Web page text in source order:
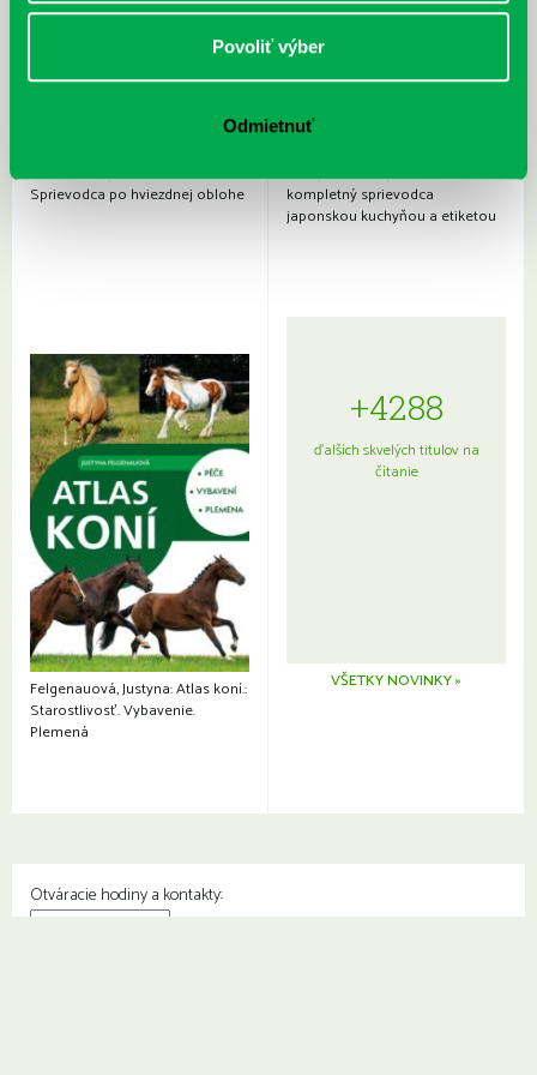
Povoliť výber
Odmietnuť
Rudź, Przemyslaw: Atlas hviezd:
Sprievodca po hviezdnej oblohe
Hardy, Paula: Japonsko na tanieri:
kompletný sprievodca
japonskou kuchyňou a etiketou
Felgenauová, Justyna: Atlas koní.:
Starostlivosť. Vybavenie.
Plemená
+4288
ďalších skvelých titulov na
čítanie
VŠETKY NOVINKY »
Otváracie hodiny a kontakty: